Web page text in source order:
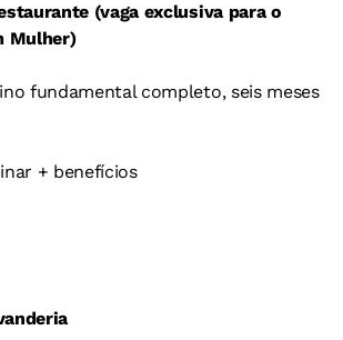
(vaga exclusiva para o
Mulher)
fundamental completo, seis meses
+ benefícios